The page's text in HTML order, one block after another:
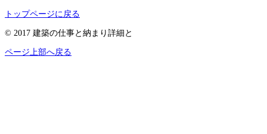
トップページに戻る
© 2017 建築の仕事と納まり詳細と
ページ上部へ戻る